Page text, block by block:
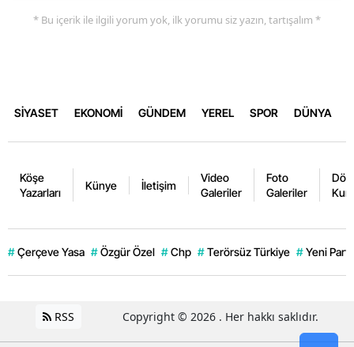
* Bu içerik ile ilgili yorum yok, ilk yorumu siz yazın, tartışalım *
SİYASET EKONOMİ GÜNDEM YEREL SPOR DÜNYA
Köşe
Yazarları
Künye İletişim
Video
Galeriler
Foto
Galeriler
# Çerçeve Yasa # Özgür Özel # Chp # Terörsüz Türkiye # Yeni Parti
RSS Copyright © 2026 . Her hakkı saklıdır.